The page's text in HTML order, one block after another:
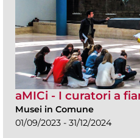
aMICi - I curatori a
Musei in Comune
01/09/2023 - 31/12/2024